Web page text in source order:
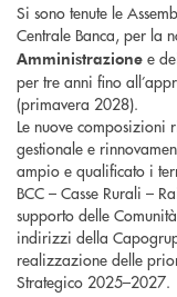
Si sono tenute le
Centrale Banca, per la
Amministrazione e
per tre anni fino
(primavera 2028).
Le nuove composizioni
gestionale e
ampio e qualificato i
BCC – Casse Rurali –
supporto delle
indirizzi della
realizzazione delle
Strategico 2025–2027.